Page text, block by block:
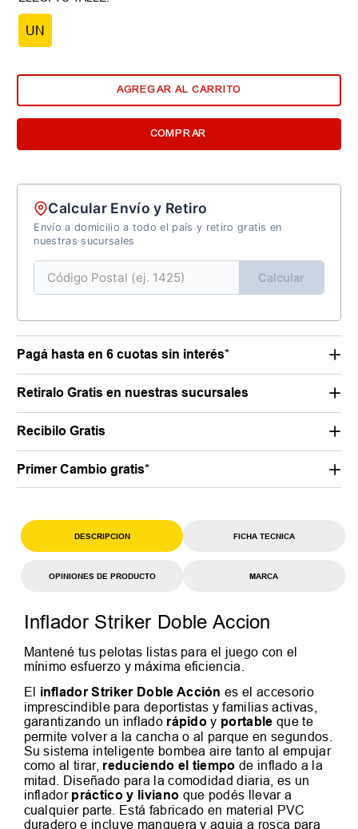
UN
AGREGAR AL CARRITO
COMPRAR
Calcular Envío y Retiro
Envío a domicilio a todo el país y retiro gratis en
nuestras sucursales
Calcular
Pagá hasta en 6 cuotas sin interés*
Retiralo Gratis en nuestras sucursales
Recibilo Gratis
Primer Cambio gratis*
DESCRIPCION FICHA TECNICA
OPINIONES DE PRODUCTO MARCA
Inflador Striker Doble Accion
Mantené tus pelotas listas para el juego con el
mínimo esfuerzo y máxima eficiencia.
El inflador Striker Doble Acción es el accesorio
imprescindible para deportistas y familias activas,
garantizando un inflado rápido y portable que te
permite volver a la cancha o al parque en segundos.
Su sistema inteligente bombea aire tanto al empujar
como al tirar, reduciendo el tiempo de inflado a la
mitad. Diseñado para la comodidad diaria, es un
inflador práctico y liviano que podés llevar a
cualquier parte. Está fabricado en material PVC
duradero e incluye manguera y aguja a rosca para